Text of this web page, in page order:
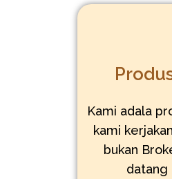
Kami adala
kami
bukan
datang